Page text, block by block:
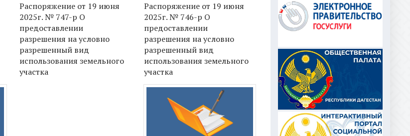
Распоряжение от 19 июня
2025г. № 747-р О
предоставлении
разрешения на условно
разрешенный вид
использования земельного
участка
Распоряжение от 19 июня
2025г. № 746-р О
предоставлении
разрешения на условно
разрешенный вид
использования земельного
участка